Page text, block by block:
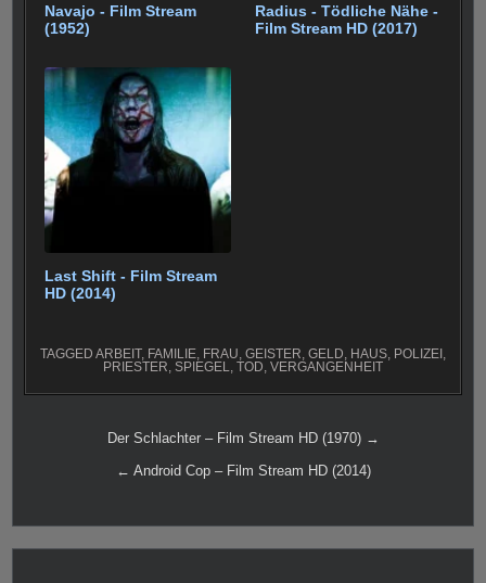
Navajo - Film Stream
(1952)
Radius - Tödliche Nähe -
Film Stream HD (2017)
Last Shift - Film Stream
HD (2014)
TAGGED ARBEIT, FAMILIE, FRAU, GEISTER, GELD, HAUS, POLIZEI ,
PRIESTER, SPIEGEL, TOD, VERGANGENHEIT
Beitragsnavigation
Der Schlachter – Film Stream HD (1970) →
← Android Cop – Film Stream HD (2014)